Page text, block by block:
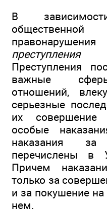
В
преступления
Преступления
важные
отношений,
серьезные
их совершение
особые
наказания
перечислены в
Причем
только за
и за покушение на
нем.